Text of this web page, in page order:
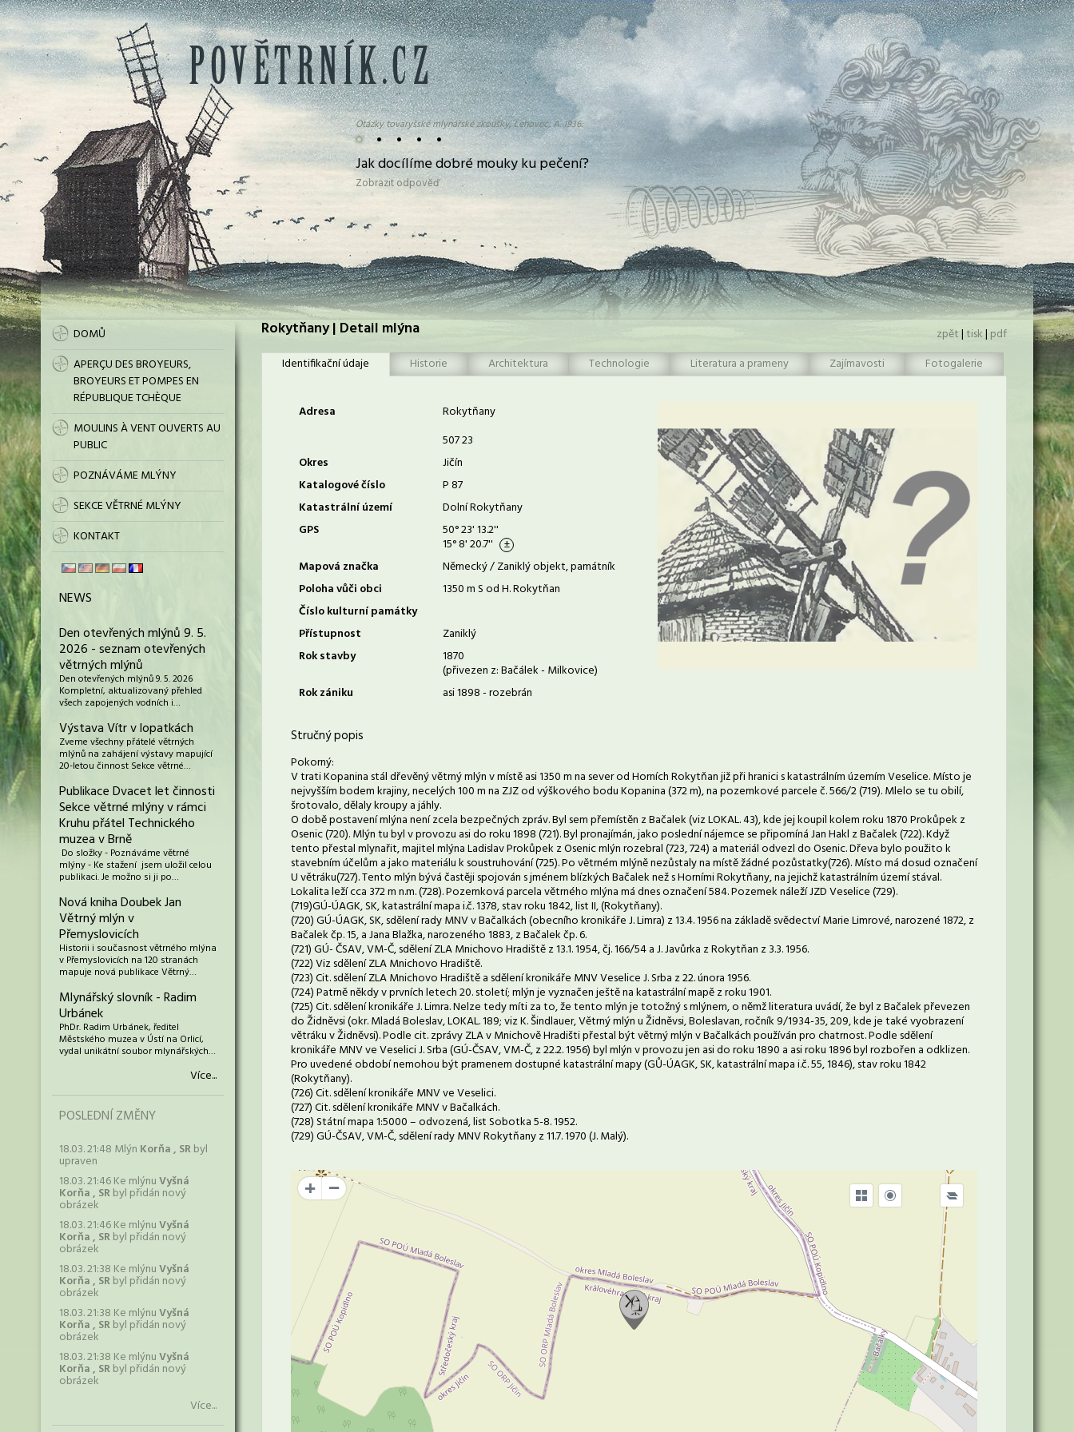
• • • • •
Otázky tovaryšské mlynářské zkoušky, Lehovec, A. 1936:
Jak docílíme dobré mouky ku pečení?
Zobrazit odpověď
DOMŮ
APERÇU DES BROYEURS,
BROYEURS ET POMPES EN
RÉPUBLIQUE TCHÈQUE
MOULINS À VENT OUVERTS AU
PUBLIC
POZNÁVÁME MLÝNY
SEKCE VĚTRNÉ MLÝNY
KONTAKT
NEWS
Den otevřených mlýnů 9. 5.
2026 - seznam otevřených
větrných mlýnů
Den otevřených mlýnů 9. 5. 2026
Kompletní, aktualizovaný přehled
všech zapojených vodních i…
Výstava Vítr v lopatkách
Zveme všechny přátelé větrných
mlýnů na zahájení výstavy mapující
20-letou činnost Sekce větrné…
Publikace Dvacet let činnosti
Sekce větrné mlýny v rámci
Kruhu přátel Technického
muzea v Brně
Do složky - Poznáváme větrné
mlýny - Ke stažení jsem uložil celou
publikaci. Je možno si ji po…
Nová kniha Doubek Jan
Větrný mlýn v
Přemyslovicích
Historii i současnost větrného mlýna
v Přemyslovicích na 120 stranách
mapuje nová publikace Větrný…
Mlynářský slovník - Radim
Urbánek
PhDr. Radim Urbánek, ředitel
Městského muzea v Ústí na Orlicí,
vydal unikátní soubor mlynářských…
Více...
POSLEDNÍ ZMĚNY
18.03. 21:48 Mlýn Korňa , SRbyl
upraven
18.03. 21:46 Ke mlýnuVyšná
Korňa , SRbyl přidán nový
obrázek
18.03. 21:46 Ke mlýnuVyšná
Korňa , SRbyl přidán nový
obrázek
18.03. 21:38 Ke mlýnuVyšná
Korňa , SRbyl přidán nový
obrázek
18.03. 21:38 Ke mlýnuVyšná
Korňa , SRbyl přidán nový
obrázek
18.03. 21:38 Ke mlýnuVyšná
Korňa , SRbyl přidán nový
obrázek
Více...
Rokytňany | Detail mlýna zpět|tisk|pdf
Identifikační údaje
Historie Architektura Technologie Literatura a prameny Zajímavosti Fotogalerie
Adresa
Rokytňany
507 23
Okres
Jičín
Katalogové číslo
P 87
Katastrální území
Dolní Rokytňany
GPS
50° 23' 13.2''
15° 8' 20.7''
Mapová značka
Německý / Zaniklý objekt, památník
Poloha vůči obci
1350 m S od H. Rokytňan
Číslo kulturní památky
Přístupnost
Zaniklý
Rok stavby
1870
(přivezen z: Bačálek - Milkovice)
Rok zániku
asi 1898 - rozebrán
Stručný popis
Pokorný:
V trati Kopanina stál dřevěný větrný mlýn v místě asi 1350 m na sever od Horních Rokytňan již při hranici s katastrálním územím Veselice. Místo je
nejvyšším bodem krajiny, necelých 100 m na ZJZ od výškového bodu Kopanina (372 m), na pozemkové parcele č. 566/2 (719). Mlelo se tu obilí,
šrotovalo, dělaly kroupy a jáhly.
O době postavení mlýna není zcela bezpečných zpráv. Byl sem přemístěn z Bačalek (viz LOKAL. 43), kde jej koupil kolem roku 1870 Prokůpek z
Osenic (720). Mlýn tu byl v provozu asi do roku 1898 (721). Byl pronajímán, jako poslední nájemce se připomíná Jan Hakl z Bačalek (722). Když
tento přestal mlynařit, majitel mlýna Ladislav Prokůpek z Osenic mlýn rozebral (723, 724) a materiál odvezl do Osenic. Dřeva bylo použito k
stavebním účelům a jako materiálu k soustruhování (725). Po větrném mlýně nezůstaly na místě žádné pozůstatky(726). Místo má dosud označení
U větráku(727). Tento mlýn bývá častěji spojován s jménem blízkých Bačalek než s Horními Rokytňany, na jejichž katastrálním území stával.
Lokalita leží cca 372 m n.m. (728). Pozemková parcela větrného mlýna má dnes označení 584. Pozemek náleží JZD Veselice (729).
(719)GÚ-ÚAGK, SK, katastrální mapa i.č. 1378, stav roku 1842, list II, (Rokytňany).
(720) GÚ-ÚAGK, SK, sdělení rady MNV v Bačalkách (obecního kronikáře J. Limra) z 13.4. 1956 na základě svědectví Marie Limrové, narozené 1872, z
Bačalek čp. 15, a Jana Blažka, narozeného 1883, z Bačalek čp. 6.
(721) GÚ- ČSAV, VM-Č, sdělení ZLA Mnichovo Hradiště z 13.1. 1954, čj. 166/54 a J. Javůrka z Rokytňan z 3.3. 1956.
(722) Viz sdělení ZLA Mnichovo Hradiště.
(723) Cit. sdělení ZLA Mnichovo Hradiště a sdělení kronikáře MNV Veselice J. Srba z 22. února 1956.
(724) Patrně někdy v prvních letech 20. století; mlýn je vyznačen ještě na katastrální mapě z roku 1901.
(725) Cit. sdělení kronikáře J. Limra. Nelze tedy míti za to, že tento mlýn je totožný s mlýnem, o němž literatura uvádí, že byl z Bačalek převezen
do Židněvsi (okr. Mladá Boleslav, LOKAL. 189; viz K. Šindlauer, Větrný mlýn u Židněvsi, Boleslavan, ročník 9/1934-35, 209, kde je také vyobrazení
větráku v Židněvsi). Podle cit. zprávy ZLA v Mnichově Hradišti přestal být větrný mlýn v Bačalkách používán pro chatrnost. Podle sdělení
kronikáře MNV ve Veselici J. Srba (GÚ-ČSAV, VM-Č, z 22.2. 1956) byl mlýn v provozu jen asi do roku 1890 a asi roku 1896 byl rozbořen a odklizen.
Pro uvedené období nemohou být pramenem dostupné katastrální mapy (GŮ-ÚAGK, SK, katastrální mapa i.č. 55, 1846), stav roku 1842
(Rokytňany).
(726) Cit. sdělení kronikáře MNV ve Veselici.
(727) Cit. sdělení kronikáře MNV v Bačalkách.
(728) Státní mapa 1:5000 – odvozená, list Sobotka 5-8. 1952.
(729) GÚ-ČSAV, VM-Č, sdělení rady MNV Rokytňany z 11.7. 1970 (J. Malý).
+